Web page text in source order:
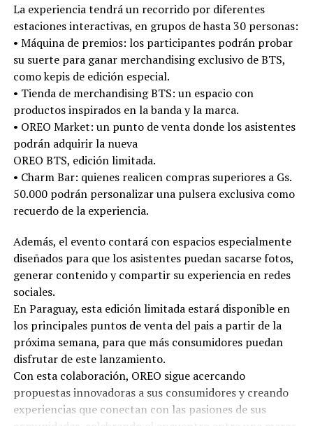
La experiencia tendrá un recorrido por diferentes
estaciones interactivas, en grupos de hasta 30 personas:
•⁠ ⁠Máquina de premios: los participantes podrán probar
su suerte para ganar merchandising exclusivo de BTS,
como kepis de edición especial.
•⁠ ⁠Tienda de merchandising BTS: un espacio con
productos inspirados en la banda y la marca.
•⁠ ⁠OREO Market: un punto de venta donde los asistentes
podrán adquirir la nueva
OREO BTS, edición limitada.
•⁠ ⁠Charm Bar: quienes realicen compras superiores a Gs.
50.000 podrán personalizar una pulsera exclusiva como
recuerdo de la experiencia.
Además, el evento contará con espacios especialmente
diseñados para que los asistentes puedan sacarse fotos,
generar contenido y compartir su experiencia en redes
sociales.
En Paraguay, esta edición limitada estará disponible en
los principales puntos de venta del pais a partir de la
próxima semana, para que más consumidores puedan
disfrutar de este lanzamiento.
Con esta colaboración, OREO sigue acercando
propuestas innovadoras a sus consumidores y creando
experiencias que conectan con las pasiones de sus